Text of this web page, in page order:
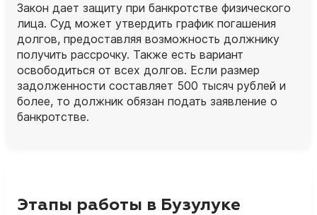
Закон дает защиту при банкротстве физического
лица. Суд может утвердить график погашения
долгов, предоставляя возможность должнику
получить рассрочку. Также есть вариант
освободиться от всех долгов. Если размер
задолженности составляет 500 тысяч рублей и
более, то должник обязан подать заявление о
банкротстве.
Этапы работы в Бузулуке